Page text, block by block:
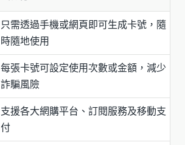
只需透過手機或網頁即可生成卡號，隨
時隨地使用
每張卡號可設定使用次數或金額，減少
詐騙風險
支援各大網購平台、訂閱服務及移動支
付